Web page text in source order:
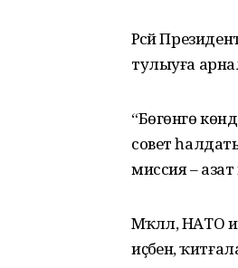
Рәсәй
тулыуға
“Бөгөнгө
совет
миссия – азат
Мәҡәләлә,
иҫәбенә,